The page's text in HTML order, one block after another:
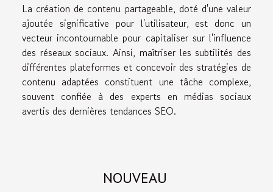
La création de contenu partageable, doté d'une valeur
ajoutée significative pour l'utilisateur, est donc un
vecteur incontournable pour capitaliser sur l'influence
des réseaux sociaux. Ainsi, maîtriser les subtilités des
différentes plateformes et concevoir des stratégies de
contenu adaptées constituent une tâche complexe,
souvent confiée à des experts en médias sociaux
avertis des dernières tendances SEO.
NOUVEAU